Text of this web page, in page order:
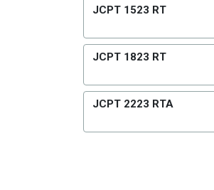
JCPT 1523 RT
JCPT 1823 RT
JCPT 2223 RTA